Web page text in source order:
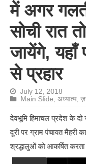
में अगर
सोची रात
जायेंगे, यहाँ
से प्रहार
July 12, 2018
Main Slide,अध्यात्म,
देवभूमि हिमाचल प्रदेश के
दूरी पर ग्राम पंचायत मैहरी
श्रद्धालुओं को आकर्षित करता